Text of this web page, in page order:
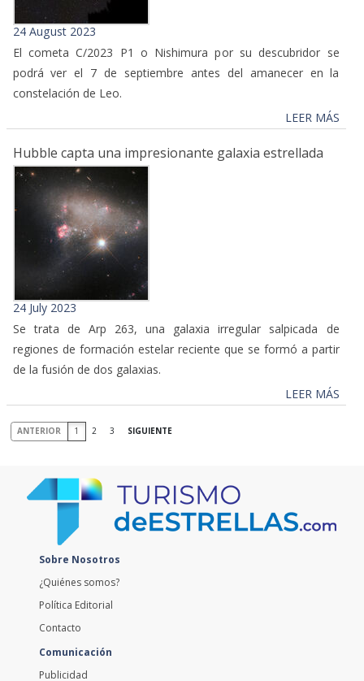
24 August 2023
El cometa C/2023 P1 o Nishimura por su descubridor se
podrá ver el 7 de septiembre antes del amanecer en la
constelación de Leo.
LEER MÁS
Hubble capta una impresionante galaxia estrellada
24 July 2023
Se trata de Arp 263, una galaxia irregular salpicada de
regiones de formación estelar reciente que se formó a partir
de la fusión de dos galaxias.
LEER MÁS
ANTERIOR 1 2 3 SIGUIENTE
Sobre Nosotros
¿Quiénes somos?
Política Editorial
Contacto
Comunicación
Publicidad